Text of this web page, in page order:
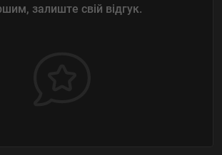
залиште свій відгук.